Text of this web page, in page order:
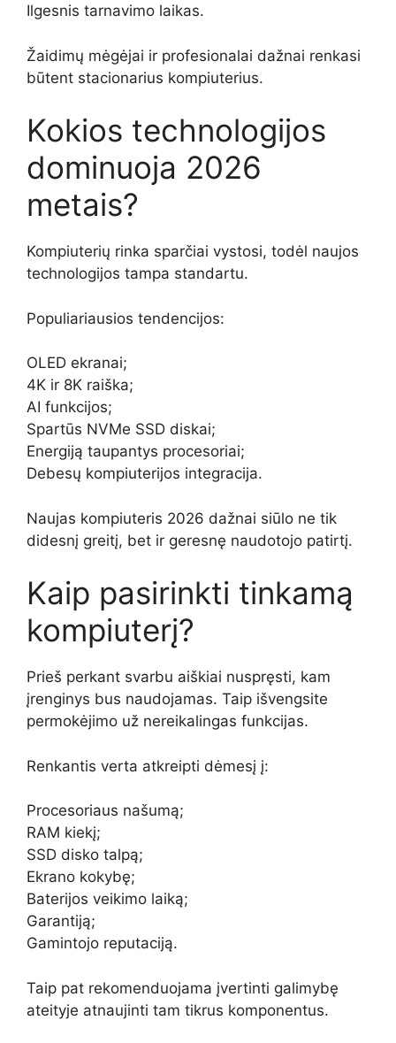
Ilgesnis tarnavimo laikas.
Žaidimų mėgėjai ir profesionalai dažnai renkasi
būtent stacionarius kompiuterius.
Kokios technologijos
dominuoja 2026
metais?
Kompiuterių rinka sparčiai vystosi, todėl naujos
technologijos tampa standartu.
Populiariausios tendencijos:
OLED ekranai;
4K ir 8K raiška;
AI funkcijos;
Spartūs NVMe SSD diskai;
Energiją taupantys procesoriai;
Debesų kompiuterijos integracija.
Naujas kompiuteris 2026 dažnai siūlo ne tik
didesnį greitį, bet ir geresnę naudotojo patirtį.
Kaip pasirinkti tinkamą
kompiuterį?
Prieš perkant svarbu aiškiai nuspręsti, kam
įrenginys bus naudojamas. Taip išvengsite
permokėjimo už nereikalingas funkcijas.
Renkantis verta atkreipti dėmesį į:
Procesoriaus našumą;
RAM kiekį;
SSD disko talpą;
Ekrano kokybę;
Baterijos veikimo laiką;
Garantiją;
Gamintojo reputaciją.
Taip pat rekomenduojama įvertinti galimybę
ateityje atnaujinti tam tikrus komponentus.